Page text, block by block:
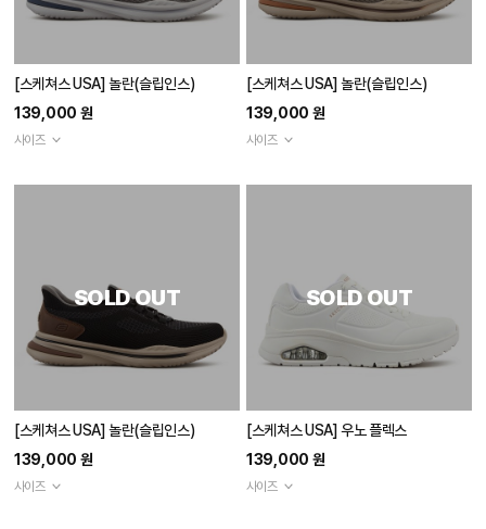
[스케쳐스 USA] 놀란(슬립인스)
139,000 원
사이즈
[스케쳐스 USA] 놀란(슬립인스)
139,000 원
사이즈
SOLD OUT
[스케쳐스 USA] 놀란(슬립인스)
139,000 원
사이즈
SOLD OUT
[스케쳐스 USA] 우노 플렉스
139,000 원
사이즈